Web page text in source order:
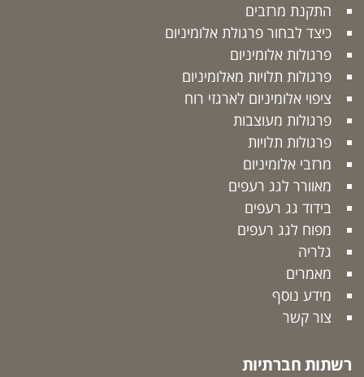
התקנת מרזבים
כיצד לבחור פרגולת אלומיניום
פרגולות אלומיניום
פרגולות תלויות מאלומיניום
ציפוי אלומיניום לארגזי רוח
פרגולות מעוצבות
פרגולות תלויות
מרזבי אלומיניום
מאוורר לגג רעפים
בידוד גג רעפים
מפוח לגג רעפים
גלריה
מאמרים
מידע נוסף
צור קשר
רשתות חברתיות